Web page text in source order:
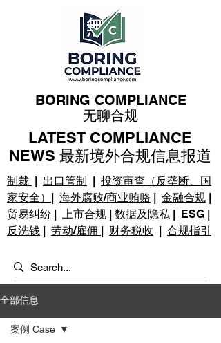
制裁 | 出口管制 | 投资审查（反垄断、国
家安全） | 海外腐败/商业贿赂 | 金融合规 |
贸易纠纷 | 上市合规 | 数据及隐私 | ESG |
反洗钱 | 劳动/雇佣 | 财务税收 | 合规指引
BORING COMPLIANCE
无聊合规
LATEST COMPLIANCE
NEWS 最新境外合规信息报道
全部信息
案例 Case